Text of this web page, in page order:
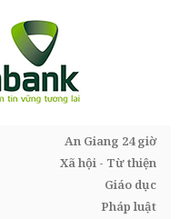
An Giang 24 giờ
Xã hội - Từ thiện
Giáo dục
Pháp luật